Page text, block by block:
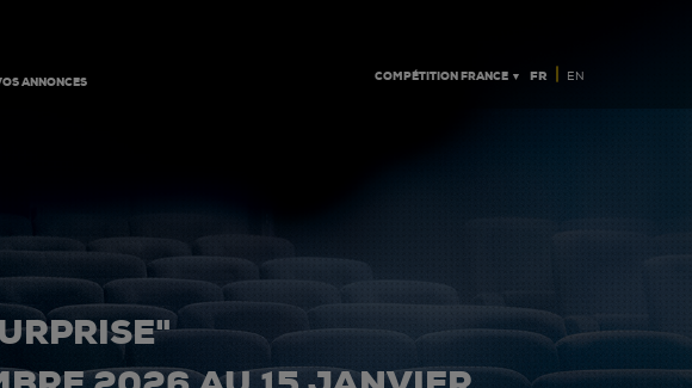
ANNONCES COMPÉTITION FRANCE ▼ FR | EN